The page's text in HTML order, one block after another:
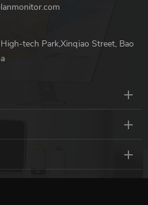
tech Park,Xinqiao Street, Bao